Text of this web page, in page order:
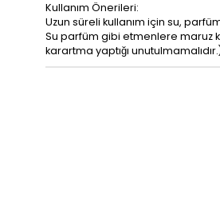
Kullanım Önerileri:
Uzun süreli kullanım için su,
Su parfüm gibi etmenlere maruz
karartma yaptığı